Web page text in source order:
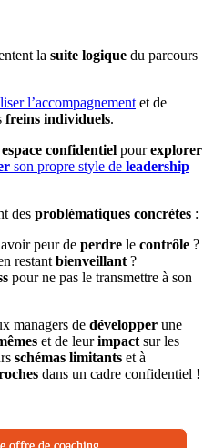
la suite logique du parcours
l’accompagnement et de
freins individuels.
espace confidentiel pourexplorer
son propre style de leadership
des problématiques concrètes :
avoir peur de perdre le contrôle ?
restant bienveillant ?
pour ne pas le transmettre à son
managers de développer une
et de leurimpact sur les
schémas limitants et à
dans un cadre confidentiel !